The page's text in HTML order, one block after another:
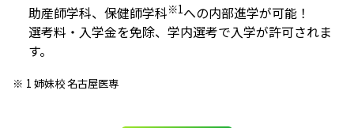
助産師学科、保健師学科※1への内部進学が可能！
選考料・入学金を免除、学内選考で入学が許可されま
す。
1 姉妹校 名古屋医専